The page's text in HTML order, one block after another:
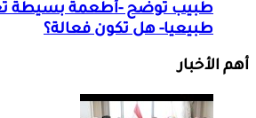
طبيب توضح -أطعمة بسيطة
طبيعيا- هل تكون فعالة؟
أهم الأخبار